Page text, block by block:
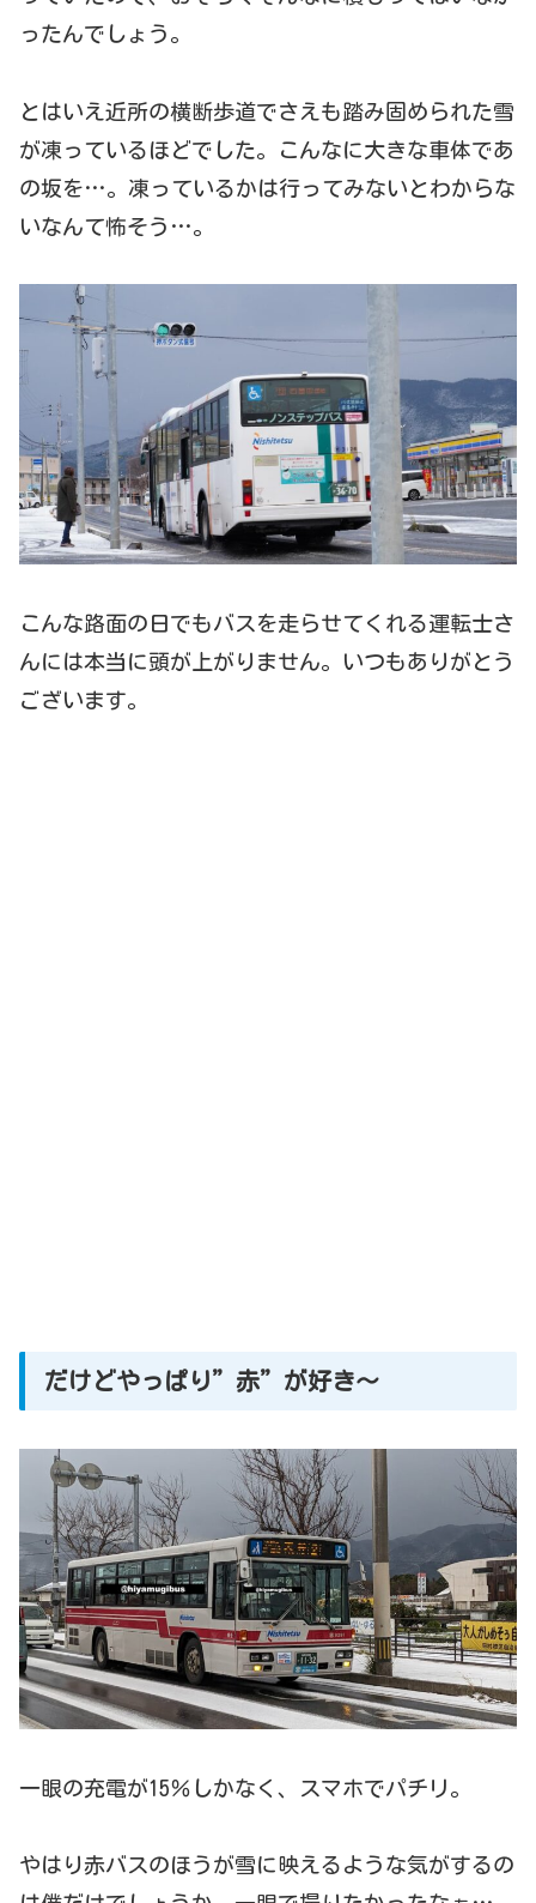
ったんでしょう。
とはいえ近所の横断歩道でさえも踏み固められた雪
が凍っているほどでした。こんなに大きな車体であ
の坂を…。凍っているかは行ってみないとわからな
いなんて怖そう…。
こんな路面の日でもバスを走らせてくれる運転士さ
んには本当に頭が上がりません。いつもありがとう
ございます。
だけどやっぱり”赤”が好き～
一眼の充電が15％しかなく、スマホでパチリ。
やはり赤バスのほうが雪に映えるような気がするの